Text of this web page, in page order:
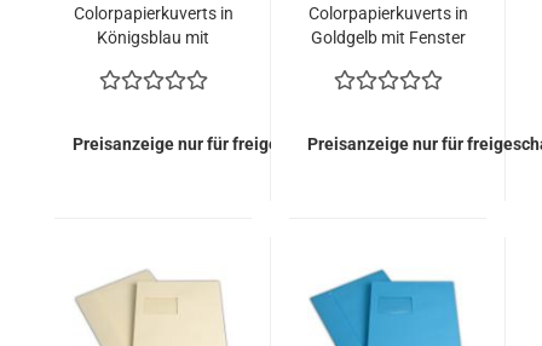
Colorpapierkuverts in
Königsblau mit
= 170,00 EURO)
Preisanzeige nur für freigeschaltete Kunden
Colorpapierkuverts in
Goldgelb mit Fenster
170,00 EURO)
Preisanzeige nur für